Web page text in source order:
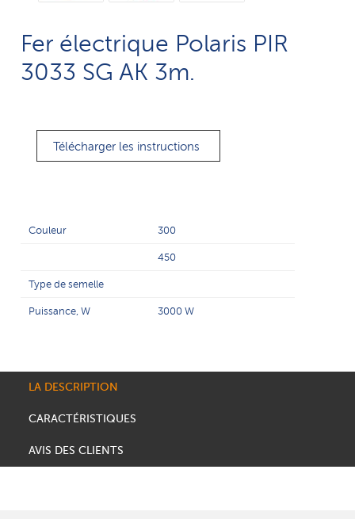
Fer électrique Polaris PIR
3033 SG AK 3m.
Télécharger les instructions
Couleur 300
450
Type de semelle
Puissance, W 3000 W
LA DESCRIPTION
CARACTÉRISTIQUES
AVIS DES CLIENTS